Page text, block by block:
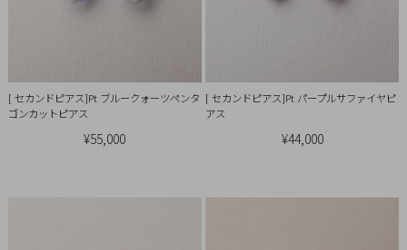
[ セカンドピアス]Pt ブルークォーツペンタ
ゴンカットピアス
¥55,000
[ セカンドピアス]Pt パープルサファイヤピ
アス
¥44,000